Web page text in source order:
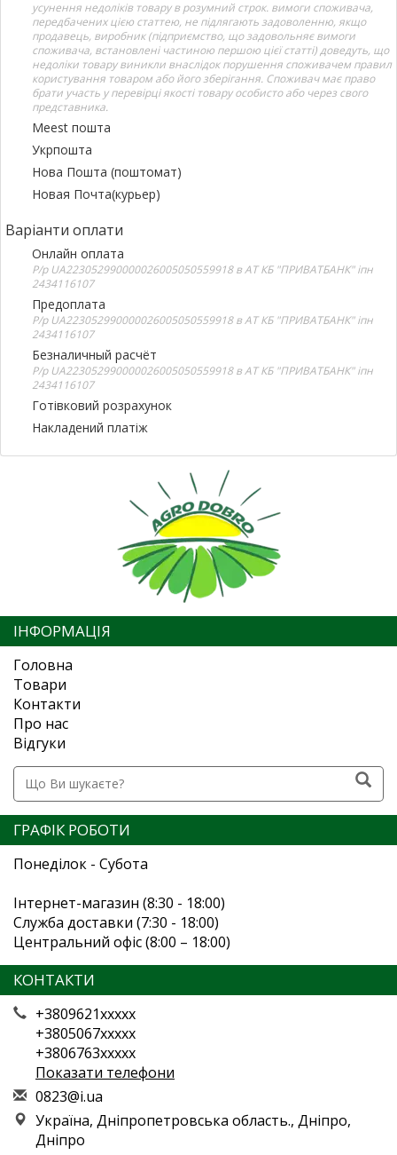
усунення недоліків товару в розумний строк. вимоги споживача,
передбачених цією статтею, не підлягають задоволенню, якщо
продавець, виробник (підприємство, що задовольняє вимоги
споживача, встановлені частиною першою цієї статті) доведуть, що
недоліки товару виникли внаслідок порушення споживачем правил
користування товаром або його зберігання. Споживач має право
брати участь у перевірці якості товару особисто або через свого
представника.
Meest пошта
Укрпошта
Нова Пошта (поштомат)
Новая Почта(курьер)
Варіанти оплати
Онлайн оплата
Р/р UA223052990000026005050559918 в АТ КБ "ПРИВАТБАНК" іпн
2434116107
Предоплата
Р/р UA223052990000026005050559918 в АТ КБ "ПРИВАТБАНК" іпн
2434116107
Безналичный расчёт
Р/р UA223052990000026005050559918 в АТ КБ "ПРИВАТБАНК" іпн
2434116107
Готівковий розрахунок
Накладений платіж
ІНФОРМАЦІЯ
Головна
Товари
Контакти
Про нас
Відгуки
ГРАФІК РОБОТИ
Понеділок - Субота
Інтернет-магазин (8:30 - 18:00)
Служба доставки (7:30 - 18:00)
Центральний офіс (8:00 – 18:00)
КОНТАКТИ
+3809621xxxxx
+3805067xxxxx
+3806763xxxxx
Показати телефони
0823@i.ua
Україна, Дніпропетровська область., Дніпро,
Дніпро